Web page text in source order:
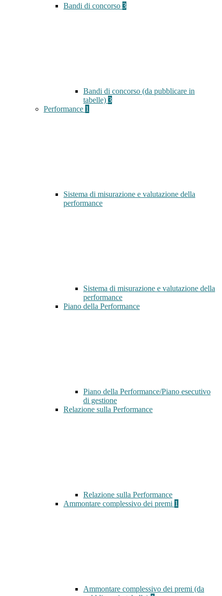
Bandi di concorso 3
Bandi di concorso (da pubblicare in
tabelle) 3
Performance 1
Sistema di misurazione e valutazione della
performance
Sistema di misurazione e valutazione della
performance
Piano della Performance
Piano della Performance/Piano esecutivo
di gestione
Relazione sulla Performance
Relazione sulla Performance
Ammontare complessivo dei premi 1
Ammontare complessivo dei premi (da